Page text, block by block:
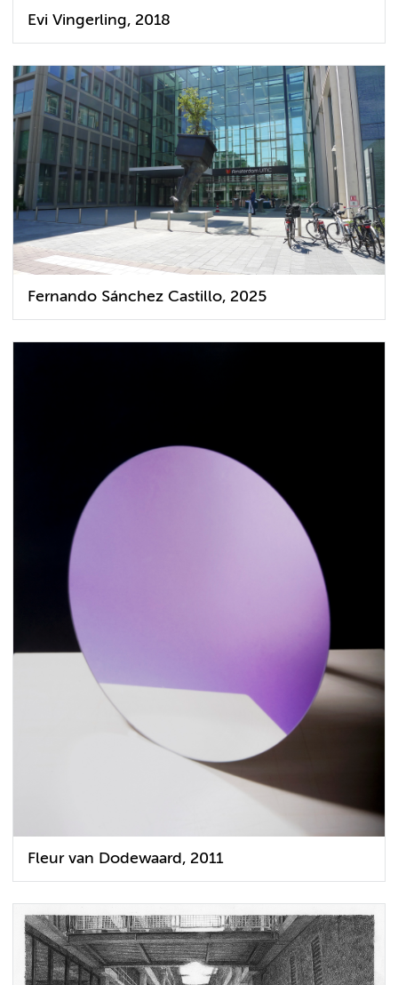
Evi Vingerling, 2018
Fernando Sánchez Castillo, 2025
Fleur van Dodewaard, 2011